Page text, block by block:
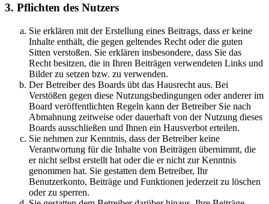
3. Pflichten des Nutzers
Sie erklären mit der Erstellung eines Beitrags, dass er keine
Inhalte enthält, die gegen geltendes Recht oder die guten
Sitten verstoßen. Sie erklären insbesondere, dass Sie das
Recht besitzen, die in Ihren Beiträgen verwendeten Links und
Bilder zu setzen bzw. zu verwenden.
Der Betreiber des Boards übt das Hausrecht aus. Bei
Verstößen gegen diese Nutzungsbedingungen oder anderer im
Board veröffentlichten Regeln kann der Betreiber Sie nach
Abmahnung zeitweise oder dauerhaft von der Nutzung dieses
Boards ausschließen und Ihnen ein Hausverbot erteilen.
Sie nehmen zur Kenntnis, dass der Betreiber keine
Verantwortung für die Inhalte von Beiträgen übernimmt, die
er nicht selbst erstellt hat oder die er nicht zur Kenntnis
genommen hat. Sie gestatten dem Betreiber, Ihr
Benutzerkonto, Beiträge und Funktionen jederzeit zu löschen
oder zu sperren.